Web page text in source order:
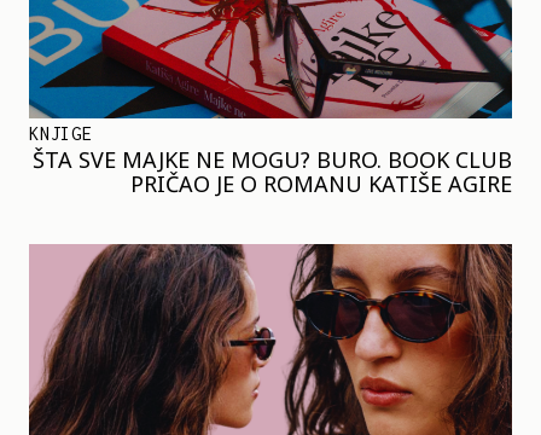
KNJIGE
ŠTA SVE MAJKE NE MOGU? BURO. BOOK CLUB
PRIČAO JE O ROMANU KATIŠE AGIRE